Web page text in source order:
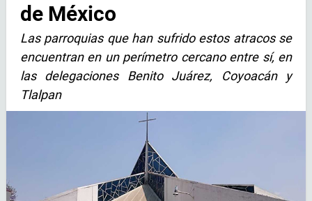
de México
Las parroquias que han sufrido estos atracos se
encuentran en un perímetro cercano entre sí, en
las delegaciones Benito Juárez, Coyoacán y
Tlalpan